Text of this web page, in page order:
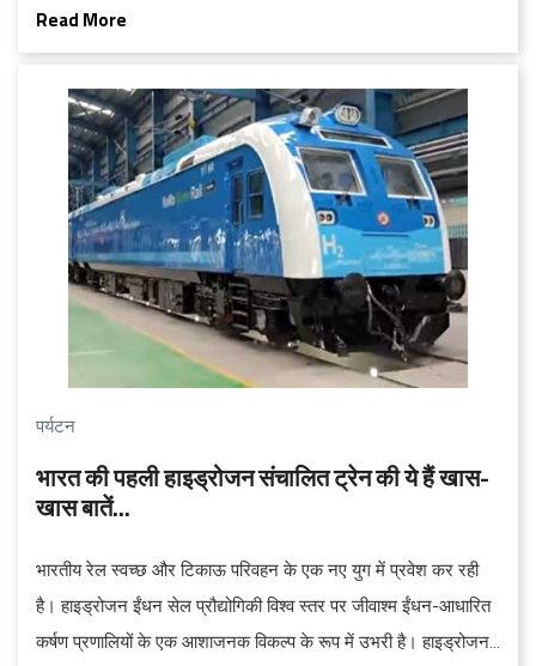
उपलब्धि भारतीय रेलवे द्वारा ट्रेनों को चलाने के तरीके में हुए विकास का एक
नया अध्याय है, जो कोयले और भाप से स्वच्छ, अधिक टिकाऊ ऊर्जा स्रोतों की
ओर भारत की व्यापक यात्रा को दर्शाता है...
Read More
पर्यटन
भारत की पहली हाइड्रोजन संचालित ट्रेन की ये हैं खास-
खास बातें...
भारतीय रेल स्वच्छ और टिकाऊ परिवहन के एक नए युग में प्रवेश कर रही
है। हाइड्रोजन ईंधन सेल प्रौद्योगिकी विश्व स्तर पर जीवाश्म ईंधन-आधारित
कर्षण प्रणालियों के एक आशाजनक विकल्प के रूप में उभरी है। हाइड्रोजन